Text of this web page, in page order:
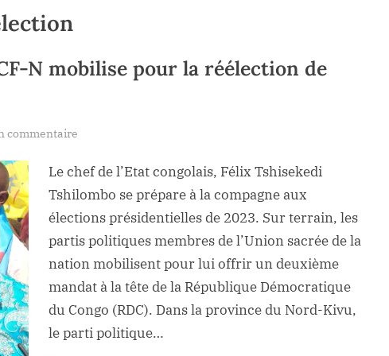
N mobilise pour la réélection de
commentaire
Kivu:La
DCF-
N
mobilise
pour
la
réélection
de
Félix
Le chef de l’Etat congolais, Félix Tshisekedi
Tshilombo se prépare à la compagne aux
élections présidentielles de 2023. Sur terrain, les
partis politiques membres de l’Union sacrée de la
nation mobilisent pour lui offrir un deuxième
mandat à la tête de la République Démocratique
du Congo (RDC). Dans la province du Nord-Kivu,
le parti politique…